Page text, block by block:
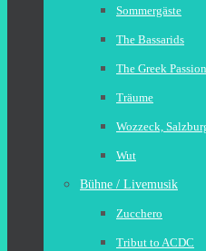
Sommergäste
The Bassarids
The Greek Passion
Träume
Wozzeck,
Wut
Bühne / Livemusik
Zucchero
Tribut to ACDC